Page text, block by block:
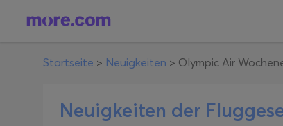
Startseite > Neuigkeiten > Olympic Air
Neuigkeiten der